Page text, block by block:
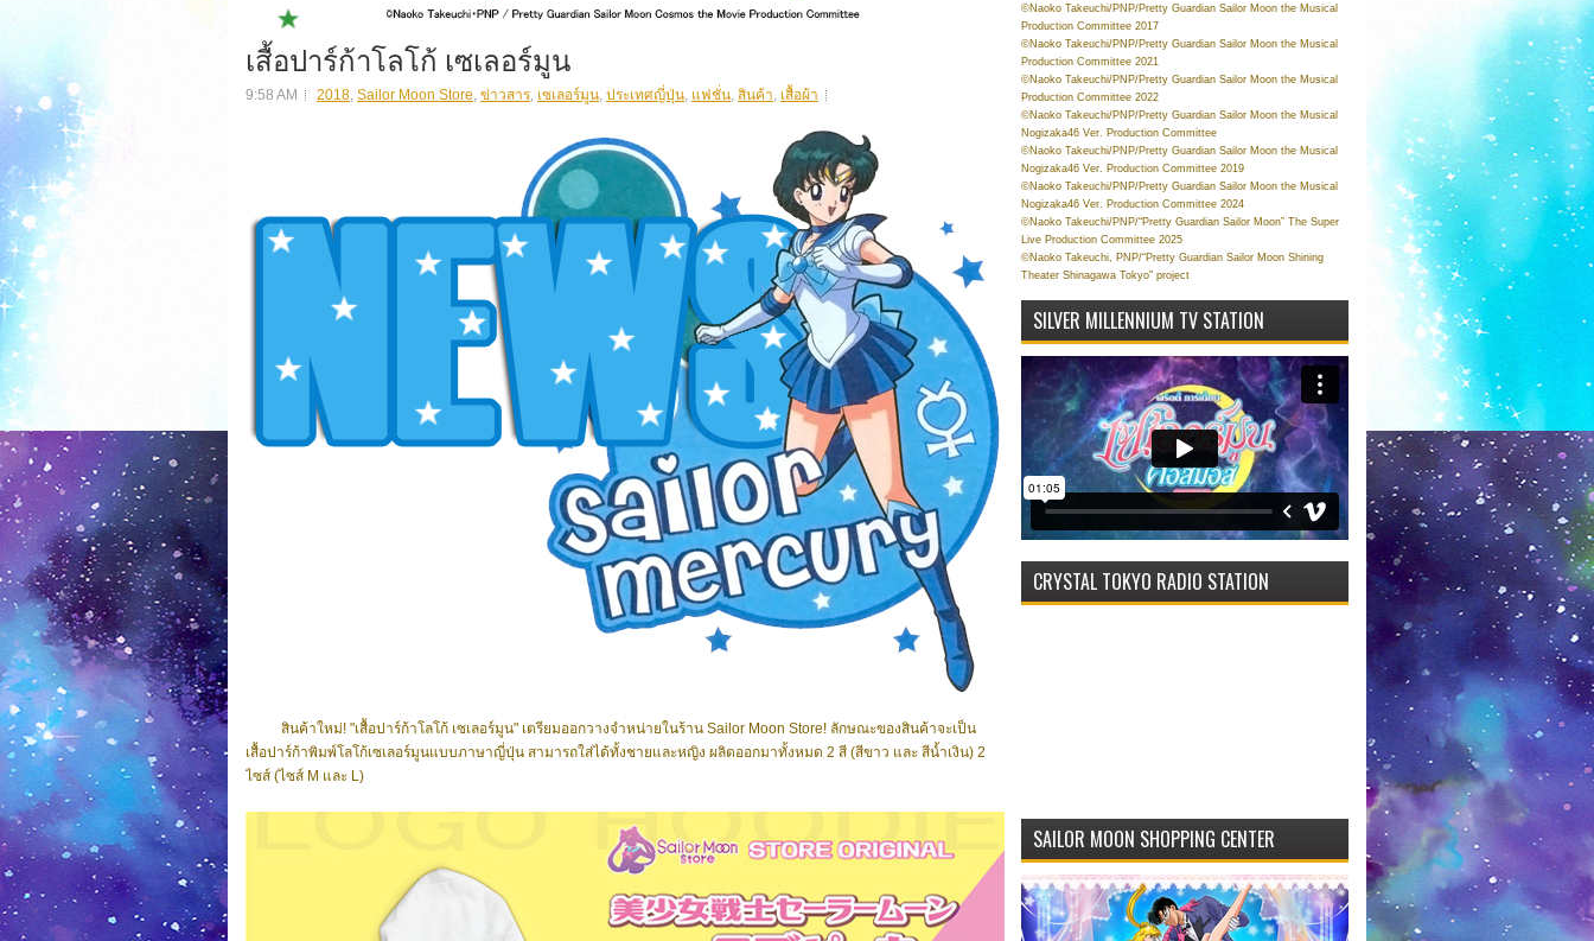
เสื้อปาร์ก้าโลโก้ เซเลอร์มูน
9:58 AM 2018, Sailor Moon Store, ข่าวสาร, เซเลอร์มูน, ประเทศญี่ปุ่น, แฟชั่น, สินค้า, เสื้อผ้า
สินค้าใหม่! "เสื้อปาร์ก้าโลโก้ เซเลอร์มูน" เตรียมออกวางจำหน่ายในร้าน Sailor Moon Store! ลักษณะของสินค้าจะเป็น
เสื้อปาร์ก้าพิมพ์โลโก้เซเลอร์มูนแบบภาษาญี่ปุ่น สามารถใส่ได้ทั้งชายและหญิง ผลิตออกมาทั้งหมด 2 สี (สีขาว และ สีน้ำเงิน) 2
ไซส์ (ไซส์ M และ L)
©Naoko Takeuchi/PNP/Pretty Guardian Sailor Moon the Musical
Production Committee 2017
©Naoko Takeuchi/PNP/Pretty Guardian Sailor Moon the Musical
Production Committee 2021
©Naoko Takeuchi/PNP/Pretty Guardian Sailor Moon the Musical
Production Committee 2022
©Naoko Takeuchi/PNP/Pretty Guardian Sailor Moon the Musical
Nogizaka46 Ver. Production Committee
©Naoko Takeuchi/PNP/Pretty Guardian Sailor Moon the Musical
Nogizaka46 Ver. Production Committee 2019
©Naoko Takeuchi/PNP/Pretty Guardian Sailor Moon the Musical
Nogizaka46 Ver. Production Committee 2024
©Naoko Takeuchi/PNP/“Pretty Guardian Sailor Moon” The Super
Live Production Committee 2025
©Naoko Takeuchi, PNP/“Pretty Guardian Sailor Moon Shining
Theater Shinagawa Tokyo” project
SILVER MILLENNIUM TV STATION
CRYSTAL TOKYO RADIO STATION
SAILOR MOON SHOPPING CENTER